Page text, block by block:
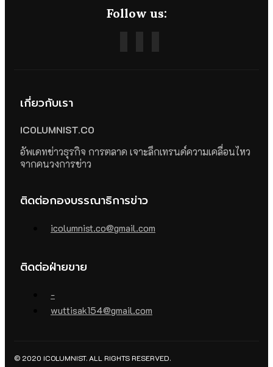
Follow us:
เกี่ยวกับเรา
ICOLUMNIST.CO
อัพเดทข่าวธุรกิจ การตลาด เจาะลึกเทรนด์ความเคลื่อนไหว
จากคนวงการข่าว
ติดต่อกองบรรณาธิการข่าว
icolumnist.co@gmail.com
ติดต่อฝ่ายขาย
-
wuttisak154@gmail.com
© 2020 ICOLUMNIST. ALL RIGHTS RESERVED.